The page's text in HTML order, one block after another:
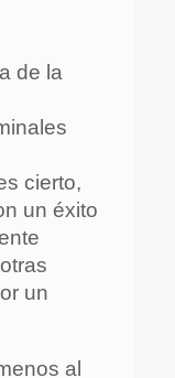
de la
cierto,
un éxito
un
al